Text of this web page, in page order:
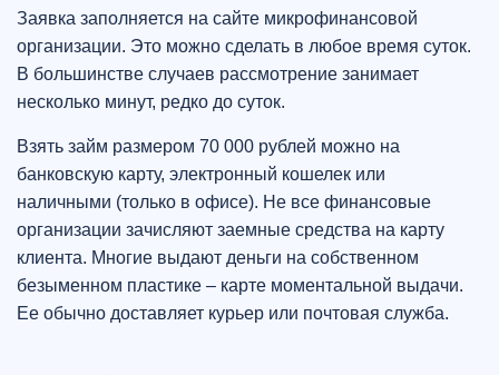
Заявка заполняется на сайте микрофинансовой
организации. Это можно сделать в любое время суток.
В большинстве случаев рассмотрение занимает
несколько минут, редко до суток.
Взять займ размером 70 000 рублей можно на
банковскую карту, электронный кошелек или
наличными (только в офисе). Не все финансовые
организации зачисляют заемные средства на карту
клиента. Многие выдают деньги на собственном
безыменном пластике – карте моментальной выдачи.
Ее обычно доставляет курьер или почтовая служба.